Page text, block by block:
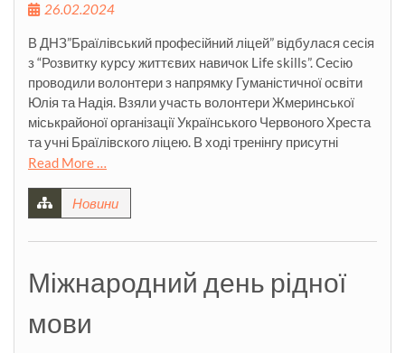
26.02.2024
В ДНЗ”Браїлівський професійний ліцей” відбулася сесія
з “Розвитку курсу життєвих навичок Life skills”. Сесію
проводили волонтери з напрямку Гуманістичної освіти
Юлія та Надія. Взяли участь волонтери Жмеринської
міськрайоної організації Українського Червоного Хреста
та учні Браїлівского ліцею. В ході тренінгу присутні
Read More …
Новини
Міжнародний день рідної
мови